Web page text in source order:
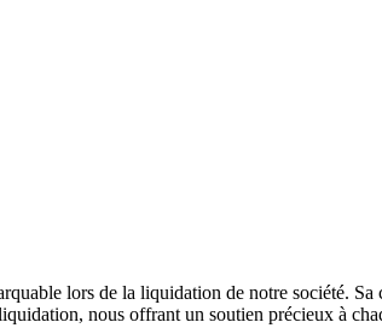
lors de la liquidation de notre société.
nous offrant un soutien précieux à